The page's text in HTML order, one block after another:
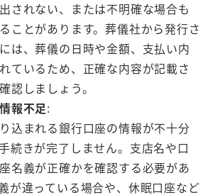
されない、または不明確な場合も
ことがあります。葬儀社から発行さ
は、葬儀の日時や金額、支払い内
ているため、正確な内容が記載さ
認しましょう。
報不足:
込まれる銀行口座の情報が不十分
続きが完了しません。支店名や口
名義が正確かを確認する必要があ
が違っている場合や、休眠口座など